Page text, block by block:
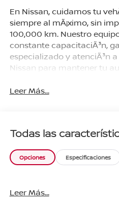
En Nissan, cuidamos tu
siempre al mÃ¡ximo, sin
100,000 km. Nuestro
constante capacitaciÃ³n,
especializado y atenciÃ³n
Nissan para mantener tu
Leer Más...
Todas las
Opciones Especificaciones
Leer Más...